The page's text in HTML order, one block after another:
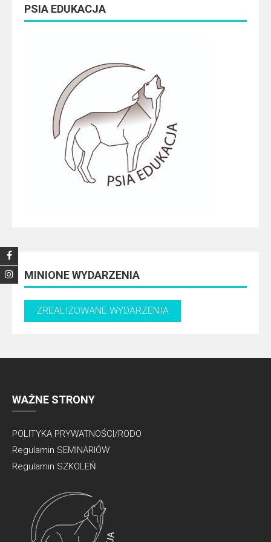
PSIA EDUKACJA
MINIONE WYDARZENIA
WAŻNE STRONY
POLITYKA PRYWATNOŚCI/RODO
Regulamin SEMINARIÓW
Regulamin SZKOLEŃ